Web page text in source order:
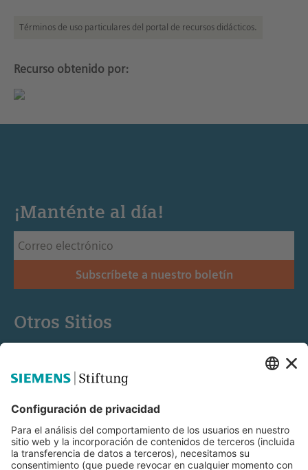
Términos de uso particulares del portal de recursos didácticos.
Recurso obtenido por:
¡Manténte al día!
Subscríbete a nuestro boletín
Otros Sitios
Educación STEM
Mediaportal